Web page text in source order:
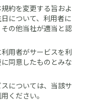
約を変更する旨およ
について、利用者に
の他当社が適当と認
用者がサービスを利
同意したものとみな
については、当該サ
ください。